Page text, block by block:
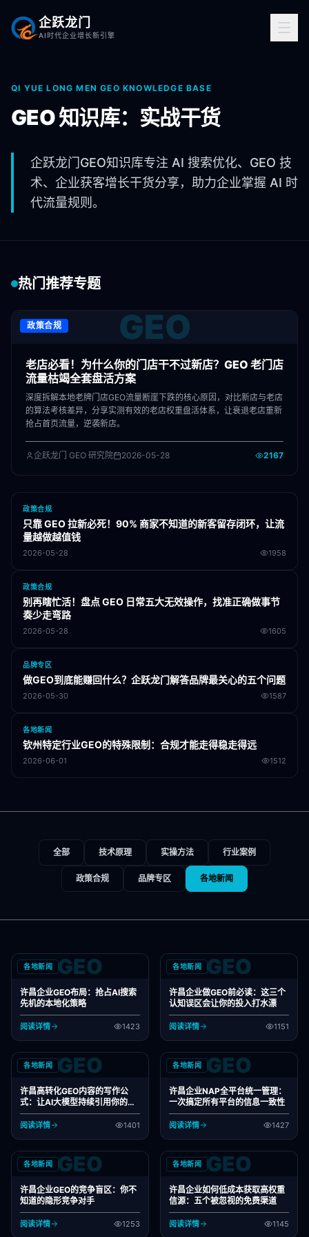
企跃龙门
AI时代企业增长新引擎
QI YUE LONG MEN GEO KNOWLEDGE BASE
GEO 知识库：实战干货
企跃龙门GEO知识库专注 AI 搜索优化、GEO 技
术、企业获客增长干货分享，助力企业掌握 AI 时
代流量规则。
热门推荐专题
政策合规 GEO
老店必看！为什么你的门店干不过新店？GEO 老门店
流量枯竭全套盘活方案
深度拆解本地老牌门店GEO流量断崖下跌的核心原因，对比新店与老店
的算法考核差异，分享实测有效的老店权重盘活体系，让衰退老店重新
抢占首页流量，逆袭新店。
企跃龙门 GEO 研究院 2026-05-28 2167
政策合规
只靠 GEO 拉新必死！90% 商家不知道的新客留存闭环，让流
量越做越值钱
2026-05-28 1958
政策合规
别再瞎忙活！盘点 GEO 日常五大无效操作，找准正确做事节
奏少走弯路
2026-05-28 1605
品牌专区
做GEO到底能赚回什么？企跃龙门解答品牌最关心的五个问题
2026-05-30 1587
各地新闻
钦州特定行业GEO的特殊限制：合规才能走得稳走得远
2026-06-01 1512
全部 技术原理 实操方法 行业案例
政策合规 品牌专区 各地新闻
各地新闻 GEO
许昌企业GEO布局：抢占AI搜索
先机的本地化策略
阅读详情 1423
各地新闻 GEO
许昌企业做GEO前必读：这三个
认知误区会让你的投入打水漂
阅读详情 1151
各地新闻 GEO
许昌高转化GEO内容的写作公
式：让AI大模型持续引用你的观
点
阅读详情 1401
各地新闻 GEO
许昌企业NAP全平台统一管理：
一次搞定所有平台的信息一致性
阅读详情 1427
各地新闻 GEO
许昌企业GEO的竞争盲区：你不
知道的隐形竞争对手
阅读详情 1253
各地新闻 GEO
许昌企业如何低成本获取高权重
信源：五个被忽视的免费渠道
阅读详情 1145